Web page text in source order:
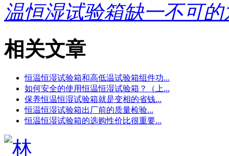
温恒湿试验箱缺一不可
相关文章
恒温恒湿试验箱和高低温试验箱组件功...
如何安全的使用恒温恒湿试验箱？（上...
保养恒温恒湿试验箱就是变相的省钱...
恒温恒湿试验箱出厂前的质量检验...
恒温恒湿试验箱的选购性价比很重要...